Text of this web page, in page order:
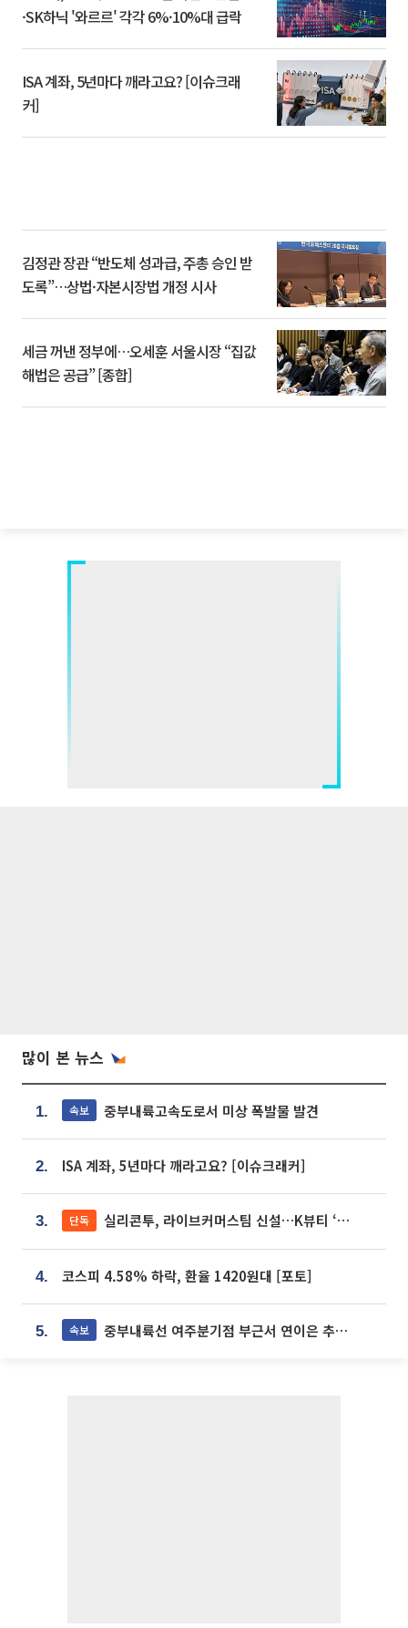
·SK하닉 '와르르' 각각 6%·10%대 급락
ISA 계좌, 5년마다 깨라고요? [이슈크래
커]
김정관 장관 “반도체 성과급, 주총 승인 받
도록”…상법·자본시장법 개정 시사
세금 꺼낸 정부에…오세훈 서울시장 “집값
해법은 공급” [종합]
많이 본 뉴스
1. 속보 중부내륙고속도로서 미상 폭발물 발견
2. ISA 계좌, 5년마다 깨라고요? [이슈크래커]
3. 단독 실리콘투, 라이브커머스팀 신설…K뷰티 ‘글로벌 판매망’ 확대[K뷰티 라방戰]
4. 코스피 4.58% 하락, 환율 1420원대 [포토]
5. 속보 중부내륙선 여주분기점 부근서 연이은 추돌사고 발생